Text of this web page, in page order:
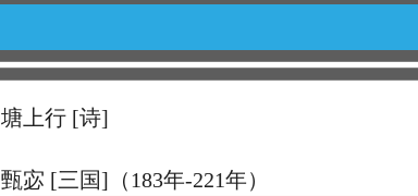
塘上行 [诗]
甄宓 [三国]（183年-221年）